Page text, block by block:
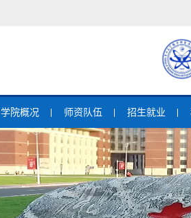
学院概况 师资队伍 招生就业